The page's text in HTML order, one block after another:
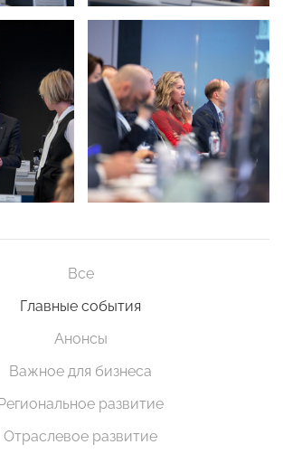
Все
Главные события
Анонсы
Важное для бизнеса
развитие
Отраслевое развитие